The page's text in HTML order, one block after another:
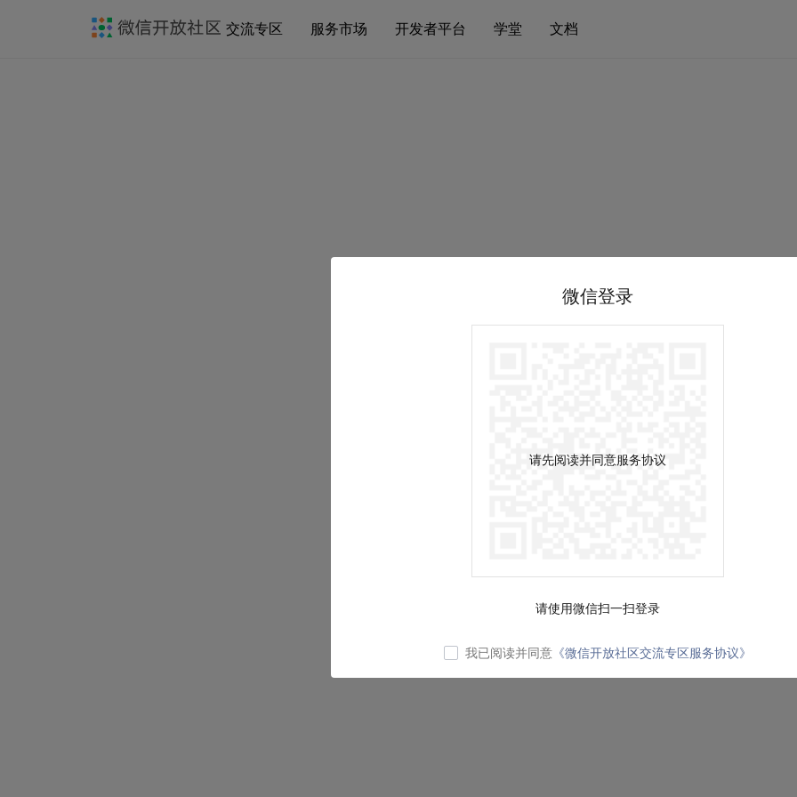
交流专区 服务市场 开发者平台 学堂 文档
微信登录
请先阅读并同意服务协议
请使用微信扫一扫登录
我已阅读并同意 《微信开放社区交流专区服务协议》